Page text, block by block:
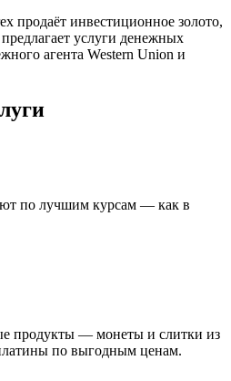
продаёт инвестиционное золото,
услуги денежных
агента Western Union и
по лучшим курсам — как в
продукты — монеты и слитки из
по выгодным ценам.